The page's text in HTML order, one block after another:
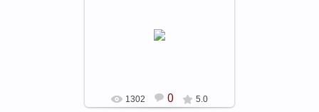
1302 0 5.0